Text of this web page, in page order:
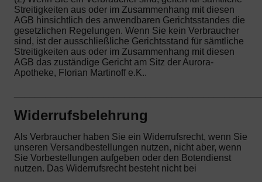
Streitigkeiten aus oder im Zusammenhang mit diesen
AGB hinsichtlich des anwendbaren Gerichtsstandes die
gesetzlichen Regelungen. Wenn Sie kein Verbraucher
sind, ist der ausschließliche Gerichtsstand für sämtliche
Streitigkeiten aus oder im Zusammenhang mit diesen
AGB das zuständige Gericht am Sitz der Aurora-
Apotheke, Florian Martinoff e.K..
Widerrufsbelehrung
Als Verbraucher haben Sie ein Widerrufsrecht, wenn Sie
unseren Versandbestellungen nutzen, nicht aber, wenn
Sie Vorbestellungen aufgeben oder den Botendienst
nutzen. Das Widerrufsrecht besteht nicht bei